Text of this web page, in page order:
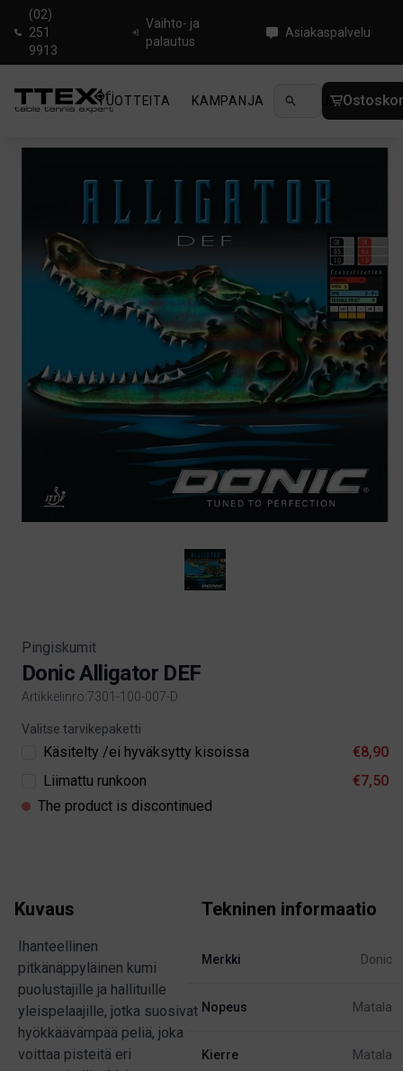
(02)
251
9913
Vaihto- ja
palautus
Asiakaspalvelu
TUOTTEITA KAMPANJA UUTUUDET
Pingiskumit
Donic Alligator DEF
Artikkelinro:7301-100-007-D
Product information
Valitse tarvikepaketti
Käsitelty /ei hyväksytty kisoissa
€8,90
Liimattu runkoon
€7,50
The product is discontinued
Kuvaus
Ihanteellinen
pitkänäppyläinen kumi
puolustajille ja hallituille
yleispelaajille, jotka suosivat
hyökkäävämpää peliä, joka
voittaa pisteitä eri
Tekninen informaatio
Merkki Donic
Nopeus Matala
Kierre Matala